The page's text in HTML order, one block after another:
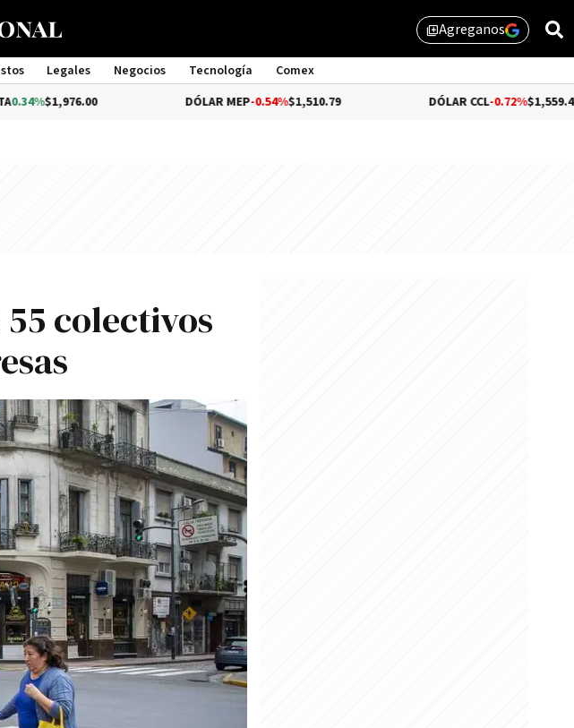
library_addAgreganos
Legales Negocios Tecnología
Comex
-0.54%$1,510.79 -0.72%$1,559.41
colectivos